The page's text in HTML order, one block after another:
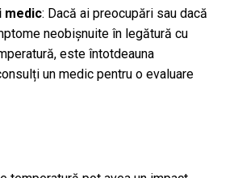
medic: Dacă ai preocupări sau dacă
neobișnuite în legătură cu
este întotdeauna
un medic pentru o evaluare